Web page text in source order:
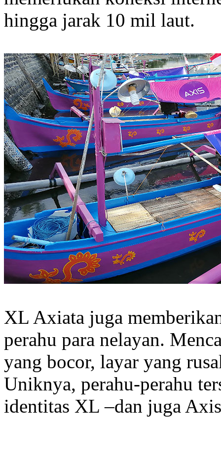
hingga jarak 10 mil laut.
XL Axiata juga
perahu para nelayan.
yang bocor, layar yang
Uniknya, perahu-perahu
identitas XL –dan juga